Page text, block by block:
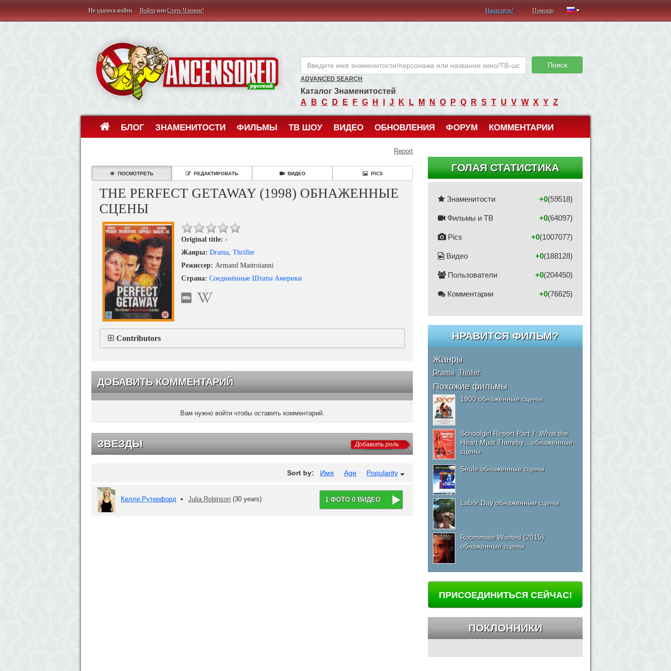
Не удалось войти. ВойтиилиСтать Членом! Наша цель! Помощь
Поиск
ADVANCED SEARCH
Каталог Знаменитостей
A
B C D E F G H J K L M N O P Q R S T U V W X Y Z
БЛОГ ЗНАМЕНИТОСТИ ФИЛЬМЫ ТВ ШОУ ВИДЕО ОБНОВЛЕНИЯ ФОРУМ КОММЕНТАРИИ
Report
ПОСМОТРЕТЬ РЕДАКТИРОВАТЬ ВИДЕО PICS
THE PERFECT GETAWAY (1998) ОБНАЖЕННЫЕ
СЦЕНЫ
Original title: -
Жанры: Drama, Thriller
Режиссер: Armand Mastroianni
Страна: Соединённые Штаты Америки
Contributors
ДОБАВИТЬ КОММЕНТАРИЙ
Вам нужно войти чтобы оставить комментарий.
ЗВЕЗДЫ Добавить роль
Sort by: Имя Age Popularity
Келли Рутерфорд Julia Robinson (30 years) 1 ФОТО 0 ВИДЕО
ГОЛАЯ СТАТИСТИКА
Знаменитости (59518)
+0
Фильмы и ТВ (64097)
+0
Pics (1007077)
+0
Видео (188128)
+0
Пользователи (204450)
+0
Комментарии (76625)
+0
НРАВИТСЯ ФИЛЬМ?
Жанры
Drama Thriller
Похожие фильмы
1900 обнаженные сцены
Schoolgirl Report Part 7: What the
Heart Must Thereby... обнаженные
сцены
Seule обнаженные сцены
Labor Day обнаженные сцены
Roommate Wanted (2015)
обнаженные сцены
ПРИСОЕДИНИТЬСЯ СЕЙЧАС!
ПОКЛОННИКИ